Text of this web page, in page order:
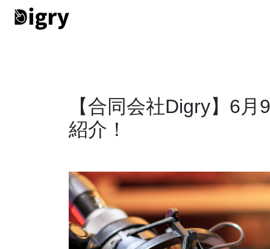
【合同会社Digry】6
紹介！